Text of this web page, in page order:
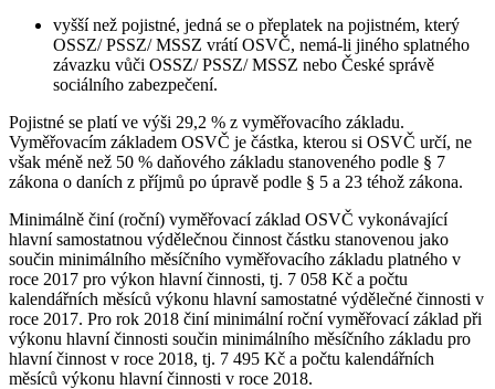
vyšší než pojistné, jedná se o přeplatek na pojistném, který
OSSZ/ PSSZ/ MSSZ vrátí OSVČ, nemá-li jiného splatného
závazku vůči OSSZ/ PSSZ/ MSSZ nebo České správě
sociálního zabezpečení.
Pojistné se platí ve výši 29,2 % z vyměřovacího základu.
Vyměřovacím základem OSVČ je částka, kterou si OSVČ určí, ne
však méně než 50 % daňového základu stanoveného podle § 7
zákona o daních z příjmů po úpravě podle § 5 a 23 téhož zákona.
Minimálně činí (roční) vyměřovací základ OSVČ vykonávající
hlavní samostatnou výdělečnou činnost částku stanovenou jako
součin minimálního měsíčního vyměřovacího základu platného v
roce 2017 pro výkon hlavní činnosti, tj. 7 058 Kč a počtu
kalendářních měsíců výkonu hlavní samostatné výdělečné činnosti v
roce 2017. Pro rok 2018 činí minimální roční vyměřovací základ při
výkonu hlavní činnosti součin minimálního měsíčního základu pro
hlavní činnost v roce 2018, tj. 7 495 Kč a počtu kalendářních
měsíců výkonu hlavní činnosti v roce 2018.